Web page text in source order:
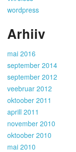
wordpress
Arhiiv
mai 2016
september 2014
september 2012
veebruar 2012
oktoober 2011
aprill 2011
november 2010
oktoober 2010
mai 2010